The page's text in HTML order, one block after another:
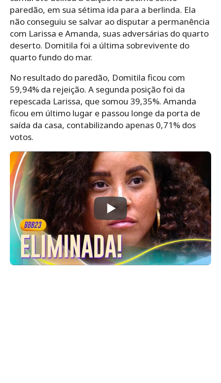
paredão, em sua sétima ida para a berlinda. Ela
não conseguiu se salvar ao disputar a permanência
com Larissa e Amanda, suas adversárias do quarto
deserto. Domitila foi a última sobrevivente do
quarto fundo do mar.
No resultado do paredão, Domitila ficou com
59,94% da rejeição. A segunda posição foi da
repescada Larissa, que somou 39,35%. Amanda
ficou em último lugar e passou longe da porta de
saída da casa, contabilizando apenas 0,71% dos
votos.